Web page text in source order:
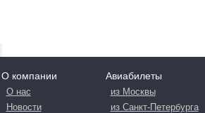
О компании
О нас
Новости
Авиабилеты
из Москвы
из Санкт-Петербурга